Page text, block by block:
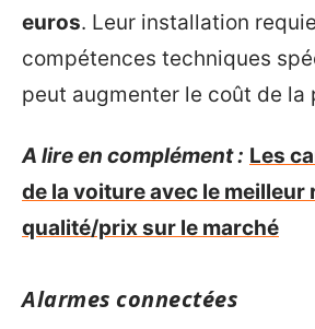
euros. Leur installation
compétences techniques
peut augmenter le coût de la
A lire en complément : Les
de la voiture avec le meilleur
qualité/prix sur le marché
Alarmes connectées